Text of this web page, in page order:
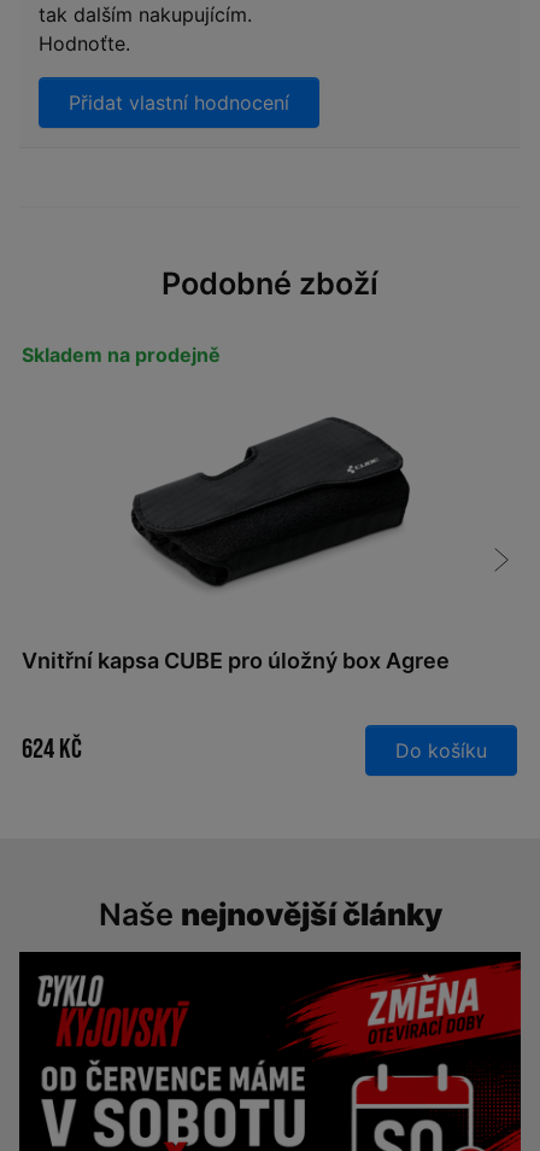
tak dalším nakupujícím.
Hodnoťte.
Přidat vlastní hodnocení
Podobné zboží
Skladem na prodejně
Vnitřní kapsa CUBE pro úložný box Agree
624 Kč Do košíku
Naše nejnovější články